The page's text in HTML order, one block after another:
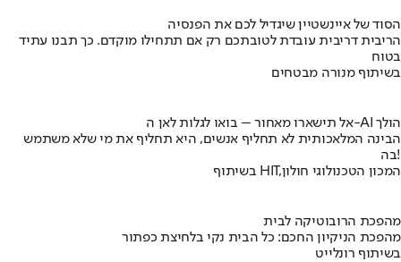
הסוד של איינשטיין שיגדיל לכם את הפנסיה
הריבית דריבית עובדת לטובתכם רק אם תתחילו מוקדם. כך תבנו עתיד
בטוח
בשיתוף מנורה מבטחים
אל תישארו מאחור – בואו לגלות לאן ה-AI הולך
הבינה המלאכותית לא תחליף אנשים, היא תחליף את מי שלא משתמש
בה!
בשיתוף HIT,המכון הטכנולוגי חולון
מהפכת הרובוטיקה לבית
מהפכת הניקיון החכם: כל הבית נקי בלחיצת כפתור
בשיתוף רונלייט